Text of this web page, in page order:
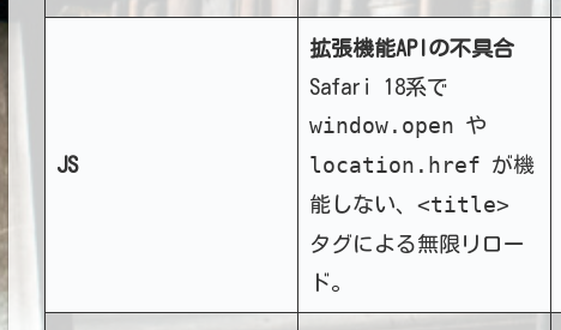
JS
拡張機能APIの不具合
Safari 18系で
window.open や
location.href が機
能しない、 <title>
タグによる無限リロー
ド。